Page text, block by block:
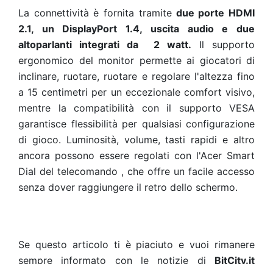
La connettività è fornita tramitedue porte HDMI
2.1, un DisplayPort 1.4, uscita audio e due
altoparlanti integrati da 2 watt. Il supporto
ergonomico del monitor permette ai giocatori di
inclinare, ruotare, ruotare e regolare l'altezza fino
a 15 centimetri per un eccezionale comfort visivo,
mentre la compatibilità con il supporto VESA
garantisce flessibilità per qualsiasi configurazione
di gioco. Luminosità, volume, tasti rapidi e altro
ancora possono essere regolati con l'Acer Smart
Dial del telecomando , che offre un facile accesso
senza dover raggiungere il retro dello schermo.
Se questo articolo ti è piaciuto e vuoi rimanere
sempre informato con le notizie di BitCity.it